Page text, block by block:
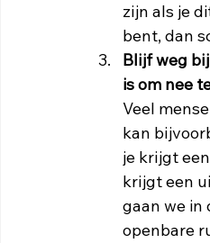
zijn als je
bent, dan
Blijf weg
is om nee
Veel
kan
je krijgt
krijgt een
gaan we in
openbare